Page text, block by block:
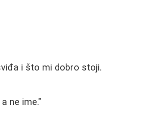
i što mi dobro stoji.
ne ime."